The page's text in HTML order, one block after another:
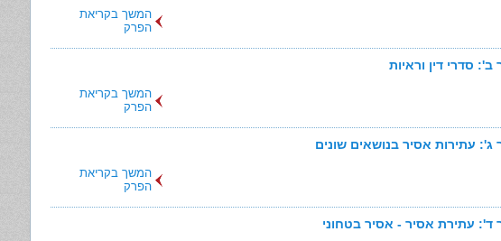
המשך בקריאת
הפרק
ב': סדרי דין וראיות
המשך בקריאת
הפרק
ג': עתירות אסיר בנושאים שונים
המשך בקריאת
הפרק
ד': עתירת אסיר - אסיר בטחוני